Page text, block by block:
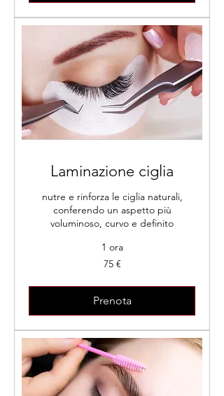
Laminazione ciglia
nutre e rinforza le ciglia naturali,
conferendo un aspetto più
voluminoso, curvo e definito
1 ora
75 €
Prenota